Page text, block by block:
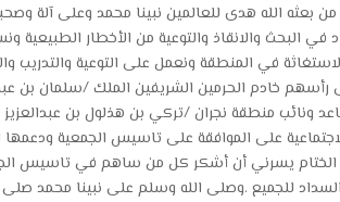
بعثه الله هدى للعالمين نبينا محمد وعلى آلة
في البحث والانقاذ والتوعية من الأخطار الطبيعية
الاستغاثة في المنطقة ونعمل على التوعية
رأسهم خادم الحرمين الشريفين الملك /سلمان
ونائب منطقة نجران /تركي بن هذلول بن
على الموافقة على تاسيس الجمعية ودعمها
يسرني أن أشكر كل من ساهم في تاسيس
للجميع .وصلى الله وسلم على نبينا محمد